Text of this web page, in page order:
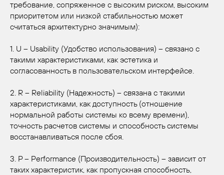
требование, сопряженное с высоким риском, высоким
приоритетом или низкой стабильностью может
считаться архитектурно значимым):
1. U – Usability (Удобство использования) – связано с
такими характеристиками, как эстетика и
согласованность в пользовательском интерфейсе.
2. R – Reliability (Надежность) – связана с такими
характеристиками, как доступность (отношение
нормальной работы системы ко всему времени),
точность расчетов системы и способность системы
восстанавливаться после сбоя.
3. P – Performance (Производительность) – зависит от
таких характеристик, как пропускная способность,